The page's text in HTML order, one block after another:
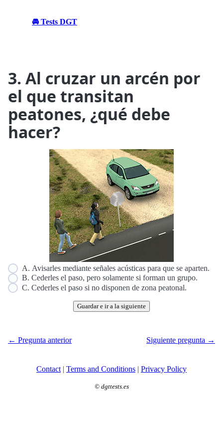
🚘 Tests DGT
3. Al cruzar un arcén por
el que transitan
peatones, ¿qué debe
hacer?
A. Avisarles mediante señales acústicas para que se aparten.
B. Cederles el paso, pero solamente si forman un grupo.
C. Cederles el paso si no disponen de zona peatonal.
Guardar e ir a la siguiente
← Pregunta anterior Siguiente pregunta →
Contact | Terms and Conditions | Privacy Policy
© dgttests.es